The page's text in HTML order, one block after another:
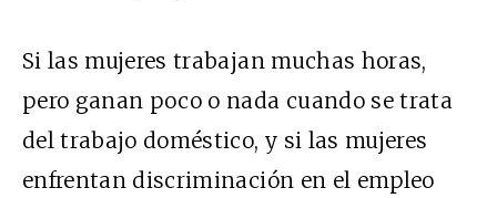
Si las mujeres trabajan muchas horas,
pero ganan poco o nada cuando se trata
del trabajo doméstico, y si las mujeres
enfrentan discriminación en el empleo